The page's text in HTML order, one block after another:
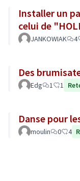
Installer un
celui de
JANKOWIAK 4
Des
Edg 1 1
Danse pour
moulin 0 4